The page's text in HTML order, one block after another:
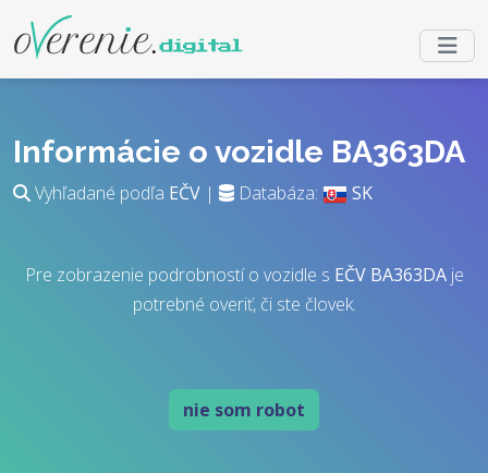
Informácie o vozidle BA363DA
Vyhľadané podľa EČV | Databáza: SK
Pre zobrazenie podrobností o vozidle s EČV BA363DAje
potrebné overiť, či ste človek.
nie som robot